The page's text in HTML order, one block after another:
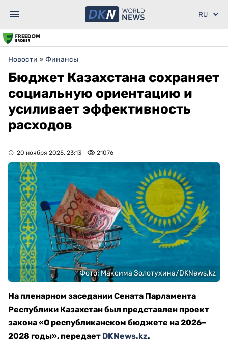
Новости » Финансы
Бюджет Казахстана сохраняет
социальную ориентацию и
усиливает эффективность
расходов
20 ноября 2025, 23:13 21076
Фото: Максима Золотухина/DKNews.kz
На пленарном заседании Сената Парламента
Республики Казахстанбыл представлен проект
закона «О республиканском бюджете на 2026–
2028 годы», передает DKNews.kz.